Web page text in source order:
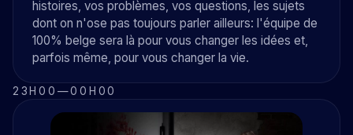
histoires, vos problèmes, vos questions, les sujets
dont on n'ose pas toujours parler ailleurs: l'équipe de
100% belge sera là pour vous changer les idées et,
parfois même, pour vous changer la vie.
23H00 —00H00